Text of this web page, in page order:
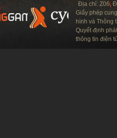
Địa chỉ: Z06,
Giấy phép
hình và Thông
Quyết định
thông tin điện